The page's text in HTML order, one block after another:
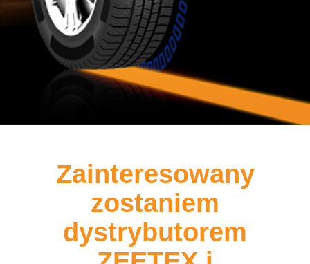
Zainteresowany
zostaniem
dystrybutorem